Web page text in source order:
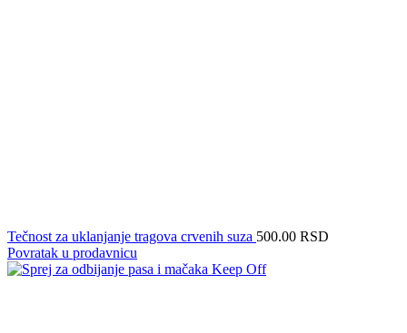
Tečnost za uklanjanje tragova crvenih suza 500.00 RSD
Povratak u prodavnicu